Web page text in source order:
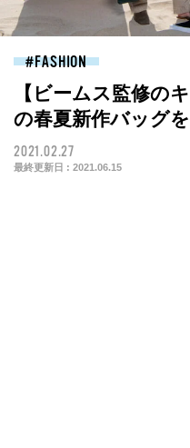
FASHION
【ビームス監修の
の春夏新作バッグを
2021.02.27
最終更新日 : 2021.06.15